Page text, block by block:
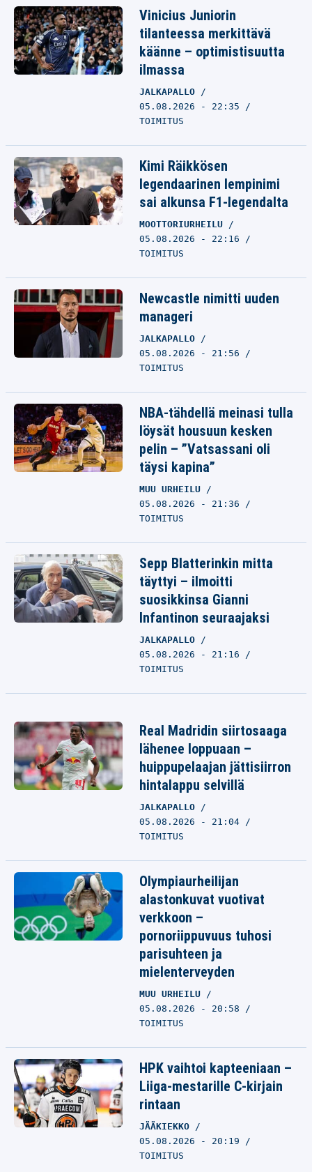
Vinicius Juniorin
tilanteessa merkittävä
käänne – optimistisuutta
ilmassa
JALKAPALLO
05.08.2026 - 22:35
TOIMITUS
Kimi Räikkösen
legendaarinen lempinimi
sai alkunsa F1-legendalta
MOOTTORIURHEILU
05.08.2026 - 22:16
TOIMITUS
Newcastle nimitti uuden
manageri
JALKAPALLO
05.08.2026 - 21:56
TOIMITUS
NBA-tähdellä meinasi tulla
löysät housuun kesken
pelin – ”Vatsassani oli
täysi kapina”
MUU URHEILU
05.08.2026 - 21:36
TOIMITUS
Sepp Blatterinkin mitta
täyttyi – ilmoitti
suosikkinsa Gianni
Infantinon seuraajaksi
JALKAPALLO
05.08.2026 - 21:16
TOIMITUS
Real Madridin siirtosaaga
lähenee loppuaan –
huippupelaajan jättisiirron
hintalappu selvillä
JALKAPALLO
05.08.2026 - 21:04
TOIMITUS
Olympiaurheilijan
alastonkuvat vuotivat
verkkoon –
pornoriippuvuus tuhosi
parisuhteen ja
mielenterveyden
MUU URHEILU
05.08.2026 - 20:58
TOIMITUS
HPK vaihtoi kapteeniaan –
Liiga-mestarille C-kirjain
rintaan
JÄÄKIEKKO
05.08.2026 - 20:19
TOIMITUS